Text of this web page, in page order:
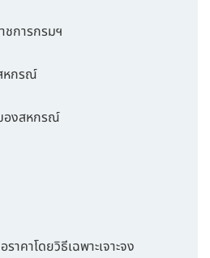
ชการกรมฯ
หกรณ์
องสหกรณ์
าคาโดยวิธีเฉพาะเจาะจง